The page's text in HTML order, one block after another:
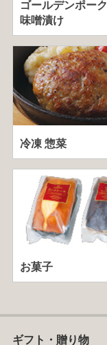
ゴールデンポーク
味噌漬け
冷凍 惣菜
お菓子
ギフト・贈り物